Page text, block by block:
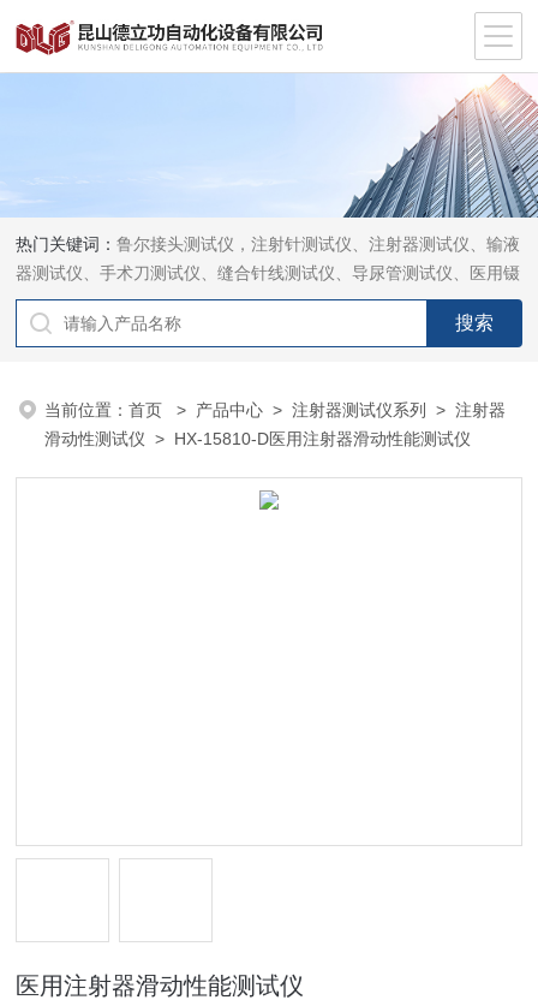
热门关键词：鲁尔接头测试仪，注射针测试仪、注射器测试仪、输液
器测试仪、手术刀测试仪、缝合针线测试仪、导尿管测试仪、医用镊
钳测试仪、导引管导丝测试仪、针灸针测试仪、留置针测试仪
当前位置：首页 > 产品中心 >注射器测试仪系列 >注射器
滑动性测试仪 > HX-15810-D医用注射器滑动性能测试仪
医用注射器滑动性能测试仪